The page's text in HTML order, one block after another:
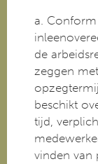
a.
de
zeggen
beschikt
tijd,
vinden van